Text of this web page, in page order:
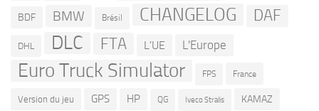
BDF BMW Brésil CHANGELOG DAF
DHL DLC FTA L'UE L'Europe
Euro Truck Simulator FPS France
Version du jeu GPS HP QG Iveco Stralis KAMAZ